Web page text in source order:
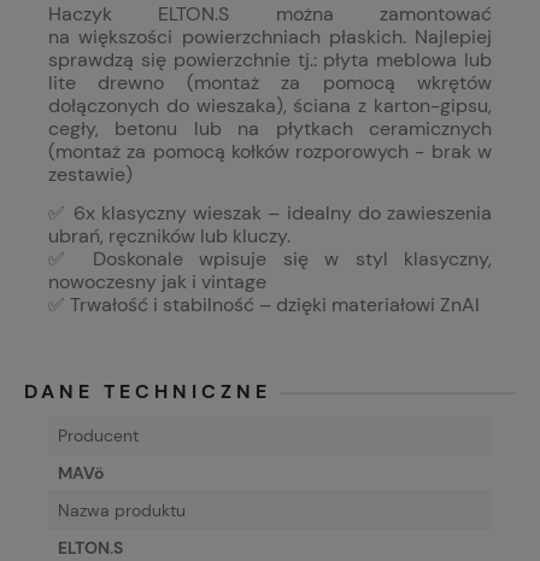
Haczyk ELTON.S można zamontować
na większości powierzchniach płaskich. Najlepiej
sprawdzą się powierzchnie tj.: płyta meblowa lub
lite drewno (montaż za pomocą wkrętów
dołączonych do wieszaka), ściana z karton-gipsu,
cegły, betonu lub na płytkach ceramicznych
(montaż za pomocą kołków rozporowych - brak w
zestawie)
✅ 6x klasyczny wieszak – idealny do zawieszenia
ubrań, ręczników lub kluczy.
✅ Doskonale wpisuje się w styl klasyczny,
nowoczesny jak i vintage
✅ Trwałość i stabilność – dzięki materiałowi ZnAl
DANE TECHNICZNE
Producent
MAVö
Nazwa produktu
ELTON.S